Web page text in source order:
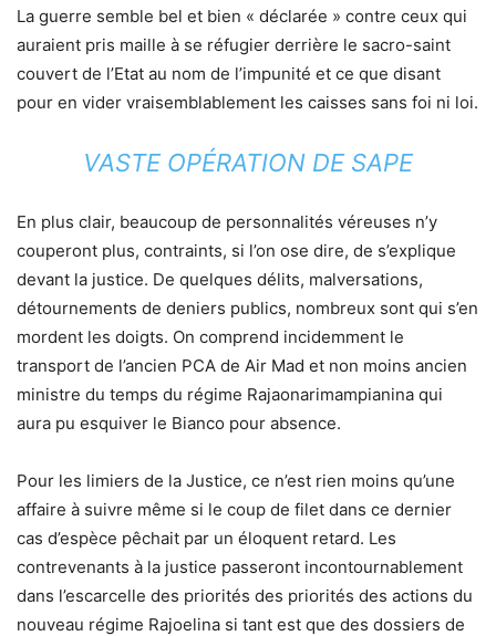
La guerre semble bel et bien « déclarée » contre ceux qui
auraient pris maille à se réfugier derrière le sacro-saint
couvert de l’Etat au nom de l’impunité et ce que disant
pour en vider vraisemblablement les caisses sans foi ni loi.
VASTE OPÉRATION DE SAPE
En plus clair, beaucoup de personnalités véreuses n’y
couperont plus, contraints, si l’on ose dire, de s’explique
devant la justice. De quelques délits, malversations,
détournements de deniers publics, nombreux sont qui s’en
mordent les doigts. On comprend incidemment le
transport de l’ancien PCA de Air Mad et non moins ancien
ministre du temps du régime Rajaonarimampianina qui
aura pu esquiver le Bianco pour absence.
Pour les limiers de la Justice, ce n’est rien moins qu’une
affaire à suivre même si le coup de filet dans ce dernier
cas d’espèce pêchait par un éloquent retard. Les
contrevenants à la justice passeront incontournablement
dans l’escarcelle des priorités des priorités des actions du
nouveau régime Rajoelina si tant est que des dossiers de